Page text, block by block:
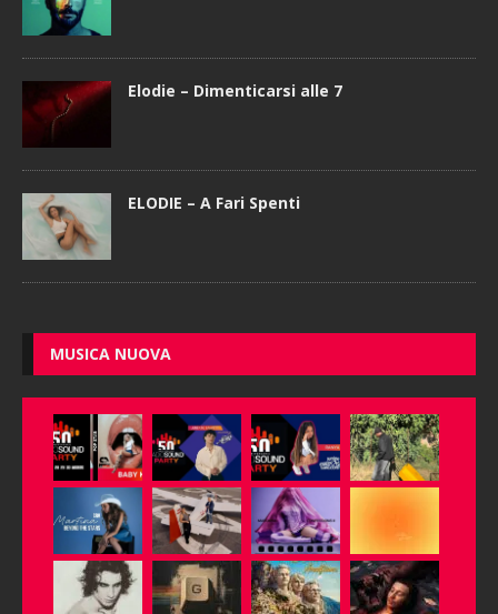
Elodie – Dimenticarsi alle 7
ELODIE – A Fari Spenti
MUSICA NUOVA